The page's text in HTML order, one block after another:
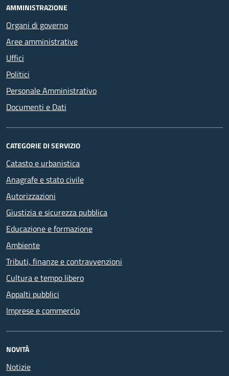
AMMINISTRAZIONE
Organi di governo
Aree amministrative
Uffici
Politici
Personale Amministrativo
Documenti e Dati
CATEGORIE DI SERVIZIO
Catasto e urbanistica
Anagrafe e stato civile
Autorizzazioni
Giustizia e sicurezza pubblica
Educazione e formazione
Ambiente
Tributi, finanze e contravvenzioni
Cultura e tempo libero
Appalti pubblici
Imprese e commercio
NOVITÀ
Notizie